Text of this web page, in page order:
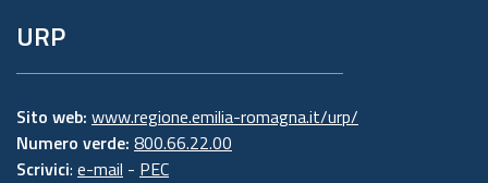
URP
Sito web: www.regione.emilia-romagna.it/urp/
Numero verde: 800.66.22.00
Scrivici: e-mail - PEC